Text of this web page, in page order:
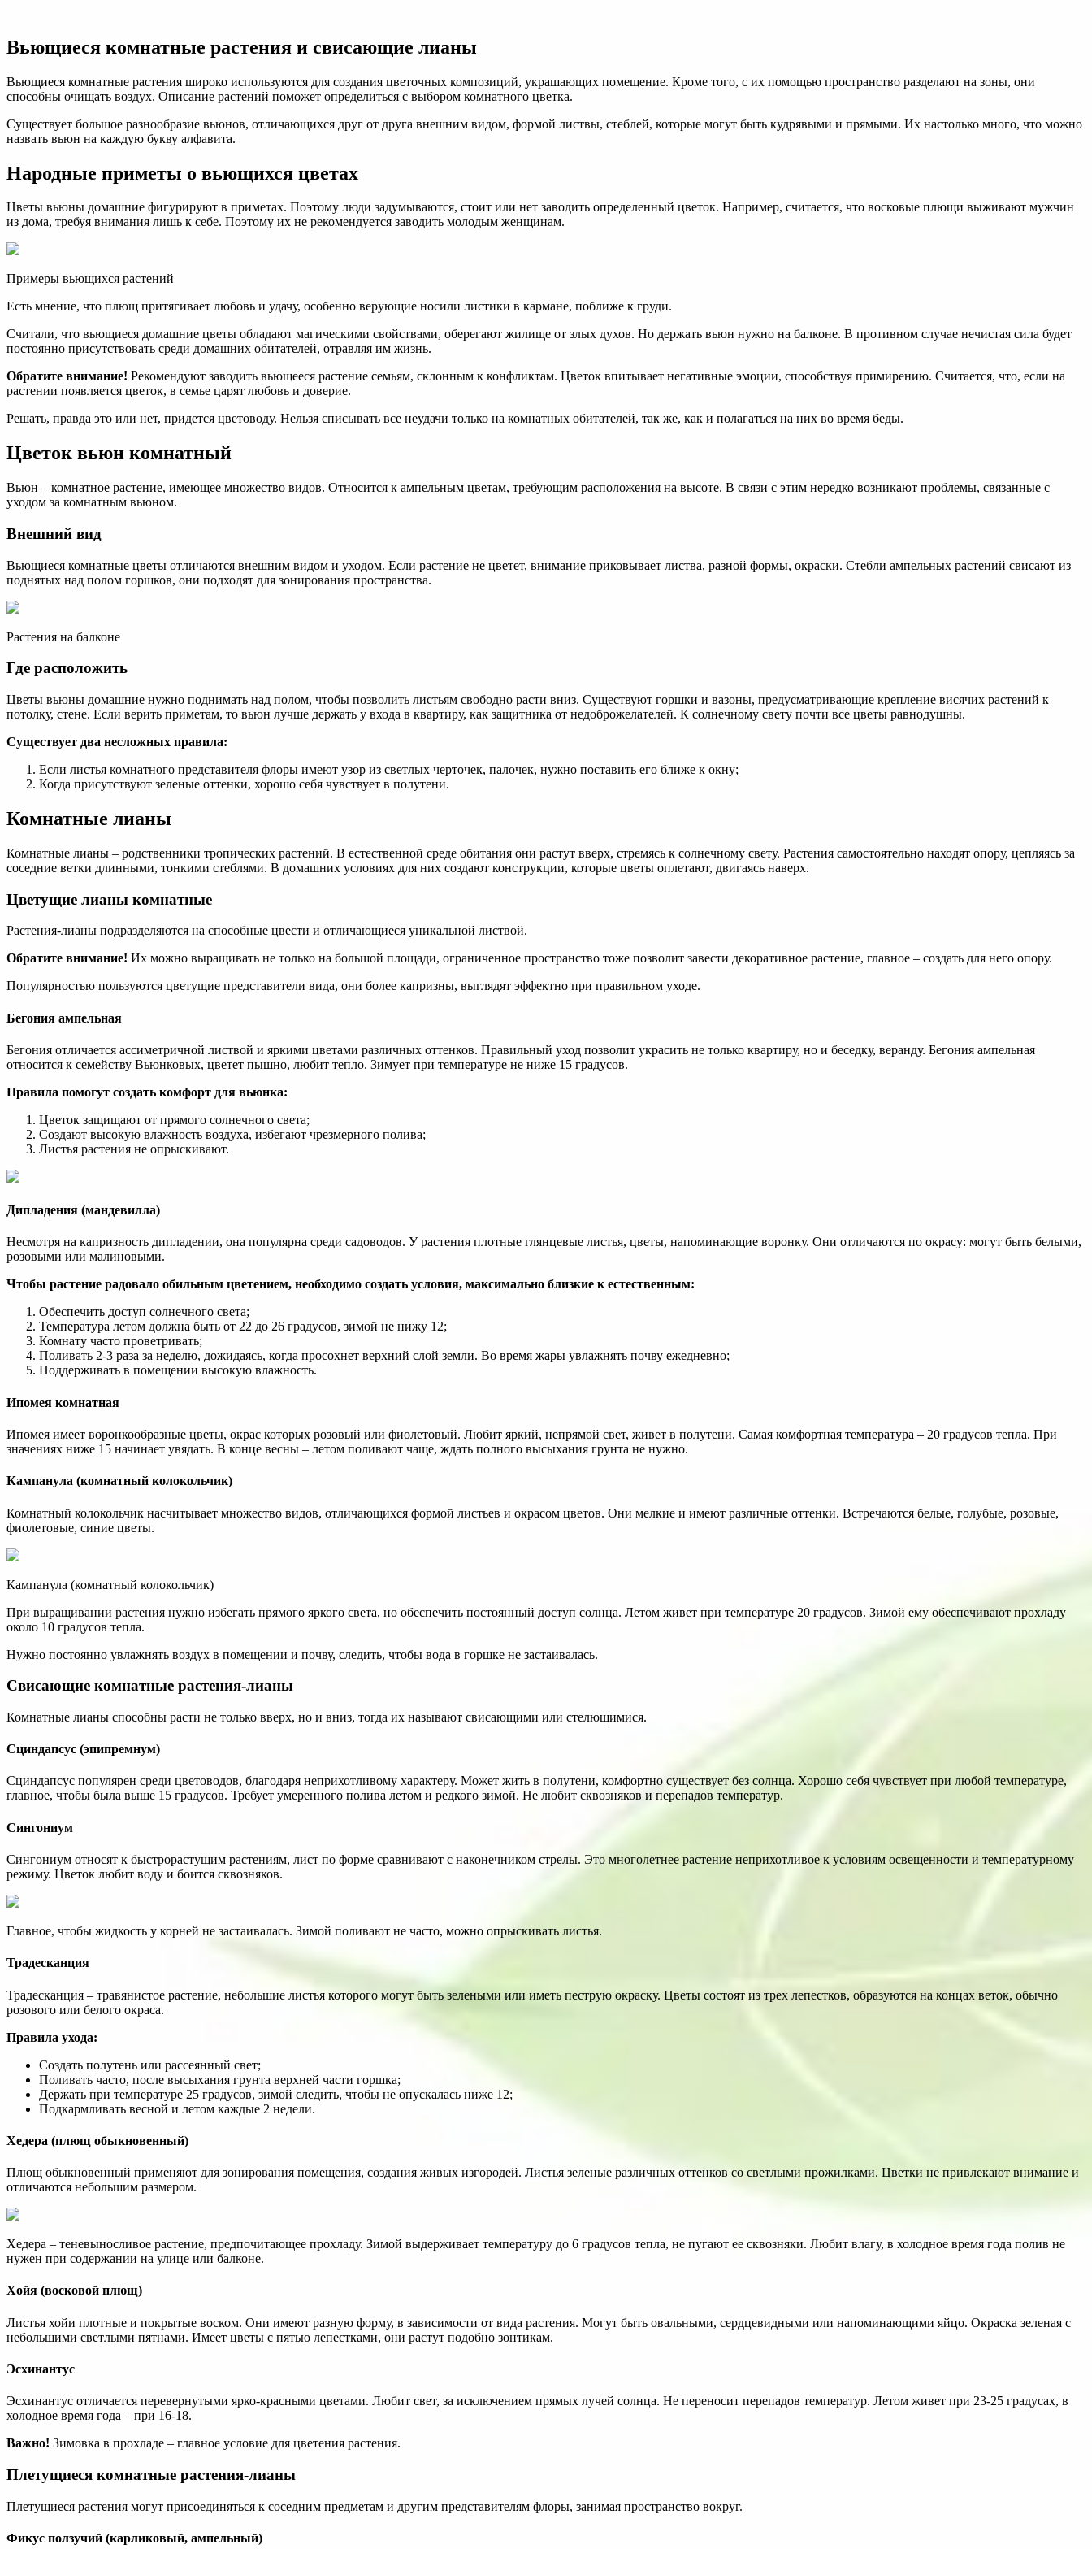
и
лианы
Вьющиеся комнатные растения и свисающие лианы
Вьющиеся комнатные растения широко используются для создания цветочных композиций, украшающих помещение. Кроме того, с их помощью пространство разделают на зоны, они
способны очищать воздух. Описание растений поможет определиться с выбором комнатного цветка.
Существует большое разнообразие вьюнов, отличающихся друг от друга внешним видом, формой листвы, стеблей, которые могут быть кудрявыми и прямыми. Их настолько много, что можно
назвать вьюн на каждую букву алфавита.
Народные приметы о вьющихся цветах
Цветы вьюны домашние фигурируют в приметах. Поэтому люди задумываются, стоит или нет заводить определенный цветок. Например, считается, что восковые плющи выживают мужчин
из дома, требуя внимания лишь к себе. Поэтому их не рекомендуется заводить молодым женщинам.
Примеры вьющихся растений
Есть мнение, что плющ притягивает любовь и удачу, особенно верующие носили листики в кармане, поближе к груди.
Считали, что вьющиеся домашние цветы обладают магическими свойствами, оберегают жилище от злых духов. Но держать вьюн нужно на балконе. В противном случае нечистая сила будет
постоянно присутствовать среди домашних обитателей, отравляя им жизнь.
Обратите внимание! Рекомендуют заводить вьющееся растение семьям, склонным к конфликтам. Цветок впитывает негативные эмоции, способствуя примирению. Считается, что, если на
растении появляется цветок, в семье царят любовь и доверие.
Решать, правда это или нет, придется цветоводу. Нельзя списывать все неудачи только на комнатных обитателей, так же, как и полагаться на них во время беды.
Цветок вьюн комнатный
Вьюн – комнатное растение, имеющее множество видов. Относится к ампельным цветам, требующим расположения на высоте. В связи с этим нередко возникают проблемы, связанные с
уходом за комнатным вьюном.
Внешний вид
Вьющиеся комнатные цветы отличаются внешним видом и уходом. Если растение не цветет, внимание приковывает листва, разной формы, окраски. Стебли ампельных растений свисают из
поднятых над полом горшков, они подходят для зонирования пространства.
Растения на балконе
Где расположить
Цветы вьюны домашние нужно поднимать над полом, чтобы позволить листьям свободно расти вниз. Существуют горшки и вазоны, предусматривающие крепление висячих растений к
потолку, стене. Если верить приметам, то вьюн лучше держать у входа в квартиру, как защитника от недоброжелателей. К солнечному свету почти все цветы равнодушны.
Существует два несложных правила:
Если листья комнатного представителя флоры имеют узор из светлых черточек, палочек, нужно поставить его ближе к окну;
Когда присутствуют зеленые оттенки, хорошо себя чувствует в полутени.
Комнатные лианы
Комнатные лианы – родственники тропических растений. В естественной среде обитания они растут вверх, стремясь к солнечному свету. Растения самостоятельно находят опору, цепляясь за
соседние ветки длинными, тонкими стеблями. В домашних условиях для них создают конструкции, которые цветы оплетают, двигаясь наверх.
Цветущие лианы комнатные
Растения-лианы подразделяются на способные цвести и отличающиеся уникальной листвой.
Обратите внимание! Их можно выращивать не только на большой площади, ограниченное пространство тоже позволит завести декоративное растение, главное – создать для него опору.
Популярностью пользуются цветущие представители вида, они более капризны, выглядят эффектно при правильном уходе.
Бегония ампельная
Бегония отличается ассиметричной листвой и яркими цветами различных оттенков. Правильный уход позволит украсить не только квартиру, но и беседку, веранду. Бегония ампельная
относится к семейству Вьюнковых, цветет пышно, любит тепло. Зимует при температуре не ниже 15 градусов.
Правила помогут создать комфорт для вьюнка:
Цветок защищают от прямого солнечного света;
Создают высокую влажность воздуха, избегают чрезмерного полива;
Листья растения не опрыскивают.
Дипладения (мандевилла)
Несмотря на капризность дипладении, она популярна среди садоводов. У растения плотные глянцевые листья, цветы, напоминающие воронку. Они отличаются по окрасу: могут быть белыми,
розовыми или малиновыми.
Чтобы растение радовало обильным цветением, необходимо создать условия, максимально близкие к естественным:
Обеспечить доступ солнечного света;
Температура летом должна быть от 22 до 26 градусов, зимой не нижу 12;
Комнату часто проветривать;
Поливать 2-3 раза за неделю, дожидаясь, когда просохнет верхний слой земли. Во время жары увлажнять почву ежедневно;
Поддерживать в помещении высокую влажность.
Ипомея комнатная
Ипомея имеет воронкообразные цветы, окрас которых розовый или фиолетовый. Любит яркий, непрямой свет, живет в полутени. Самая комфортная температура – 20 градусов тепла. При
значениях ниже 15 начинает увядать. В конце весны – летом поливают чаще, ждать полного высыхания грунта не нужно.
Кампанула (комнатный колокольчик)
Комнатный колокольчик насчитывает множество видов, отличающихся формой листьев и окрасом цветов. Они мелкие и имеют различные оттенки. Встречаются белые, голубые, розовые,
фиолетовые, синие цветы.
Кампанула (комнатный колокольчик)
При выращивании растения нужно избегать прямого яркого света, но обеспечить постоянный доступ солнца. Летом живет при температуре 20 градусов. Зимой ему обеспечивают прохладу
около 10 градусов тепла.
Нужно постоянно увлажнять воздух в помещении и почву, следить, чтобы вода в горшке не застаивалась.
Свисающие комнатные растения-лианы
Комнатные лианы способны расти не только вверх, но и вниз, тогда их называют свисающими или стелющимися.
Сциндапсус (эпипремнум)
Сциндапсус популярен среди цветоводов, благодаря неприхотливому характеру. Может жить в полутени, комфортно существует без солнца. Хорошо себя чувствует при любой температуре,
главное, чтобы была выше 15 градусов. Требует умеренного полива летом и редкого зимой. Не любит сквозняков и перепадов температур.
Сингониум
Сингониум относят к быстрорастущим растениям, лист по форме сравнивают с наконечником стрелы. Это многолетнее растение неприхотливое к условиям освещенности и температурному
режиму. Цветок любит воду и боится сквозняков.
Главное, чтобы жидкость у корней не застаивалась. Зимой поливают не часто, можно опрыскивать листья.
Традесканция
Традесканция – травянистое растение, небольшие листья которого могут быть зелеными или иметь пеструю окраску. Цветы состоят из трех лепестков, образуются на концах веток, обычно
розового или белого окраса.
Правила ухода:
Создать полутень или рассеянный свет;
Поливать часто, после высыхания грунта верхней части горшка;
Держать при температуре 25 градусов, зимой следить, чтобы не опускалась ниже 12;
Подкармливать весной и летом каждые 2 недели.
Хедера (плющ обыкновенный)
Плющ обыкновенный применяют для зонирования помещения, создания живых изгородей. Листья зеленые различных оттенков со светлыми прожилками. Цветки не привлекают внимание и
отличаются небольшим размером.
Хедера – теневыносливое растение, предпочитающее прохладу. Зимой выдерживает температуру до 6 градусов тепла, не пугают ее сквозняки. Любит влагу, в холодное время года полив не
нужен при содержании на улице или балконе.
Хойя (восковой плющ)
Листья хойи плотные и покрытые воском. Они имеют разную форму, в зависимости от вида растения. Могут быть овальными, сердцевидными или напоминающими яйцо. Окраска зеленая с
небольшими светлыми пятнами. Имеет цветы с пятью лепестками, они растут подобно зонтикам.
Эсхинантус
Эсхинантус отличается перевернутыми ярко-красными цветами. Любит свет, за исключением прямых лучей солнца. Не переносит перепадов температур. Летом живет при 23-25 градусах, в
холодное время года – при 16-18.
Важно! Зимовка в прохладе – главное условие для цветения растения.
Плетущиеся комнатные растения-лианы
Плетущиеся растения могут присоединяться к соседним предметам и другим представителям флоры, занимая пространство вокруг.
Фикус ползучий (карликовый, ампельный)